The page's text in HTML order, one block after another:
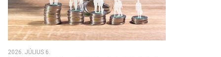
2026. JÚLIUS 6.